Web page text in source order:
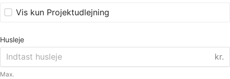
Vis kun Projektudlejning
Husleje
kr.
Max.